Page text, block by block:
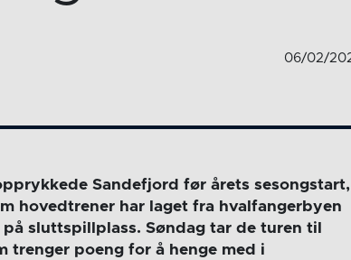
06/02/
Sandefjord før årets sesongstart,
hovedtrener har laget fra hvalfangerbyen
sluttspillplass. Søndag tar de turen til
trenger poeng for å henge med i